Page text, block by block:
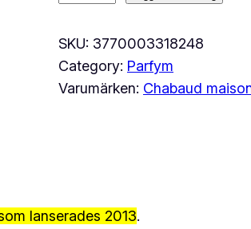
A
B
A
s
SKU: 3770003318248
Category: Parfym
Varumärken: Chabaud
lanserades 2013.